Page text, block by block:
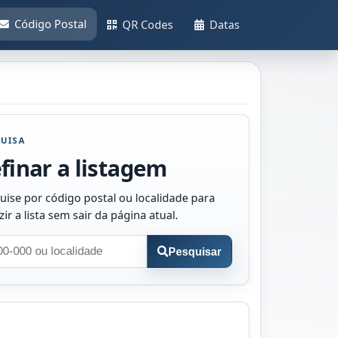
Código Postal QR Codes Datas
a listagem
por código postal ou localidade para
a lista sem sair da página atual.
Pesquisar